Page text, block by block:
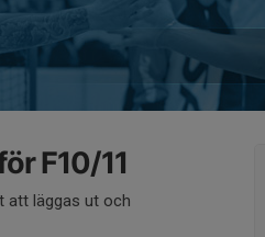
F10/11
att läggas ut och